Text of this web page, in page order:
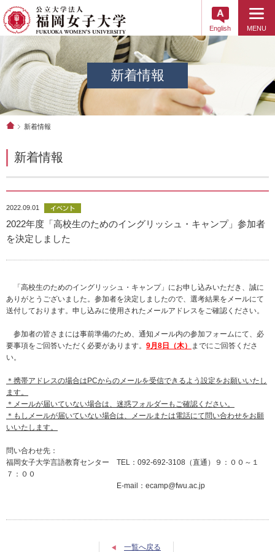
MENU
English
新着情報
新着情報
新着情報
2022.09.01
2022年度「高校生のためのイングリッシュ・キャンプ」参加者
を決定しました
「高校生のためのイングリッシュ・キャンプ」にお申し込みいただき、誠に
ありがとうございました。参加者を決定しましたので、選考結果をメールにて
送付しております。申し込みに使用されたメールアドレスをご確認ください。
参加者の皆さまには事前準備のため、通知メール内の参加フォームにて、必
要事項をご回答いただく必要があります。 9月8日（木）
までにご回答くださ
い。
＊携帯アドレスの場合はPCからのメールを受信できるよう設定をお願いいたし
ます。
＊メールが届いていない場合は、迷惑フォルダーもご確認ください。
＊もしメールが届いていない場合は、メールまたは電話にて問い合わせをお願
いいたします。
問い合わせ先：
福岡女子大学言語教育センター TEL：092-692-3108（直通）９：００～１
７：００
E-mail：ecamp@fwu.ac.jp
一覧へ戻る